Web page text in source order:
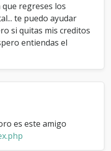
regreses los
te puedo ayudar
si quitas mis creditos
entiendas el
es este amigo